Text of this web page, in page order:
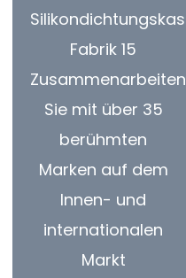
Zusammenarbeiten
Sie mit über 35
berühmten
Marken auf dem
Innen- und
internationalen
Markt